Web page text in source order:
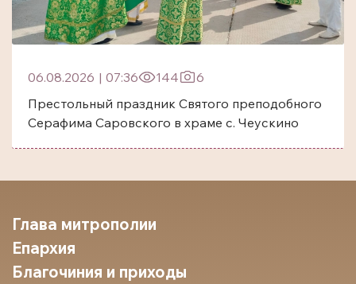
06.08.2026 | 07:36 144
6
Престольный праздник Святого преподобного
Серафима Саровского в храме с. Чеускино
Глава митрополии
Епархия
Благочиния и приходы